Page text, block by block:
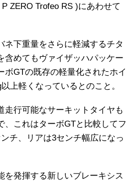
ZERO Trofeo RS )にあわせて
ネ下重量をさらに軽減するチタ
含めてもヴァイザッハパッケー
ボGTの既存の軽量化されたホイ
上軽くなっているとのこと。
走行可能なサーキットタイヤも
、これはターボGTと比較してフ
チ、リアは3センチ幅広になっ
を発揮する新しいブレーキシス